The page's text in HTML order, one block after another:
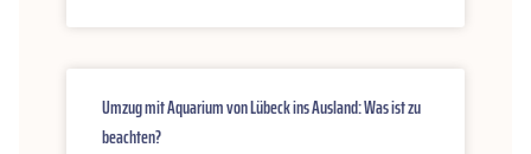
Umzug mit Aquarium von Lübeck ins Ausland: Was ist zu
beachten?